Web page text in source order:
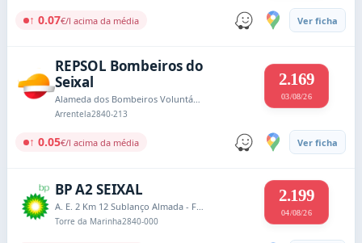
↑ 0.07€/l acima da média Ver ficha
REPSOL Bombeiros do
Seixal
Alameda dos Bombeiros Voluntários
Arrentela2840-213
2.169
03/08/26
↑ 0.05€/l acima da média Ver ficha
BP A2 SEIXAL
A. E. 2 Km 12 Sublanço Almada - Fogueteiro
Torre da Marinha2840-000
2.199
04/08/26